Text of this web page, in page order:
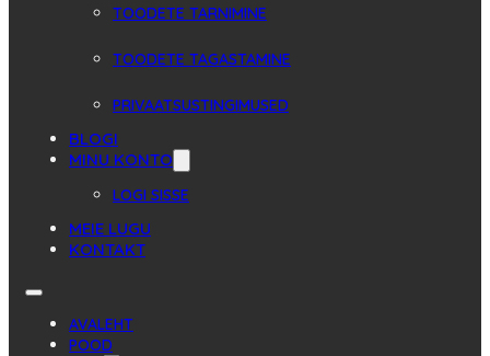
TOODETE TARNIMINE
TOODETE TAGASTAMINE
PRIVAATSUSTINGIMUSED
BLOGI
MINU KONTO
LOGI SISSE
MEIE LUGU
KONTAKT
AVALEHT
POOD